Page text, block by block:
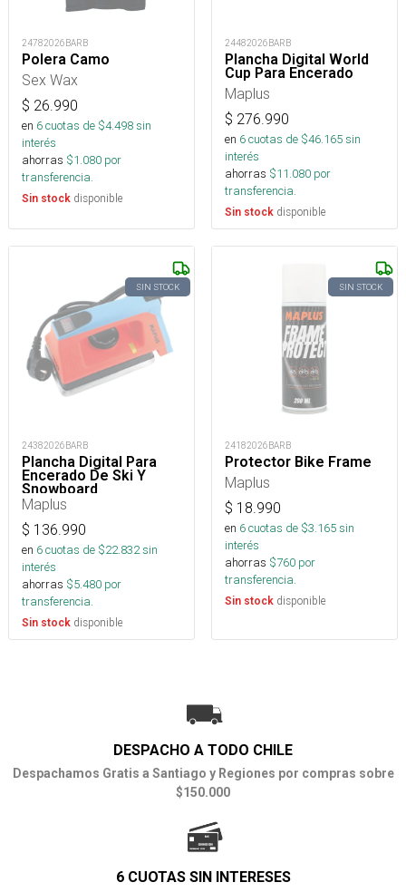
24782026BARB
Polera Camo
Sex Wax
$ 26.990
en 6cuotas de $4.498sin
interés
ahorras $1.080 por
transferencia.
Sin stock disponible
24482026BARB
Plancha Digital World
Cup Para Encerado
Maplus
$ 276.990
en 6cuotas de $46.165sin
interés
ahorras $11.080 por
transferencia.
Sin stock disponible
SIN STOCK
24382026BARB
Plancha Digital Para
Encerado De Ski Y
Snowboard
Maplus
$ 136.990
en 6cuotas de $22.832sin
interés
ahorras $5.480 por
transferencia.
Sin stock disponible
SIN STOCK
24182026BARB
Protector Bike Frame
Maplus
$ 18.990
en 6cuotas de $3.165sin
interés
ahorras $760 por
transferencia.
Sin stock disponible
DESPACHO A TODO CHILE
Despachamos Gratis a Santiago y Regiones por compras sobre
$150.000
6 CUOTAS SIN INTERESES